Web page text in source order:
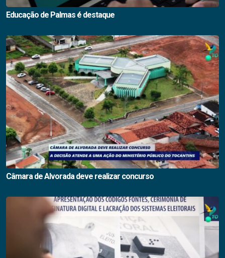
Educação de Palmas é destaque
Câmara de Alvorada deve realizar concurso